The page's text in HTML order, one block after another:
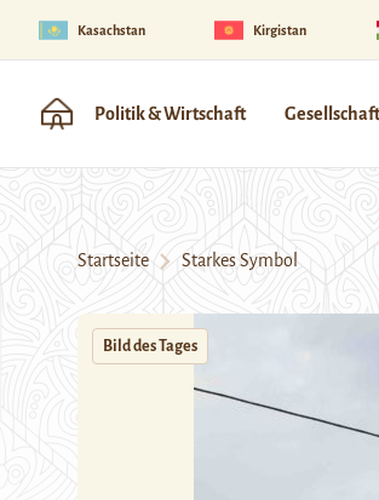
Kasachstan Kirgistan
Politik & Wirtschaft
Startseite Starkes Symbol
Bild des Tages